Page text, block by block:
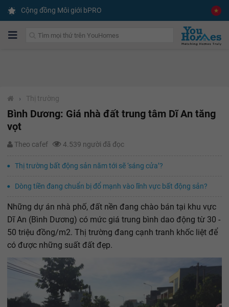
Cộng đồng Môi giới bPRO
› Thị trường
Bình Dương: Giá nhà đất trung tâm Dĩ An tăng
vọt
Theo cafef 4.539 người đã đọc
Thị trường bất động sản năm tới sẽ ‘sáng cửa’?
Dòng tiền đang chuẩn bị đổ mạnh vào lĩnh vực bất động sản?
Những dự án nhà phố, đất nền đang chào bán tại khu vực
Dĩ An (Bình Dương) có mức giá trung bình dao động từ 30 -
50 triệu đồng/m2. Thị trường đang cạnh tranh khốc liệt để
có được những suất đất đẹp.